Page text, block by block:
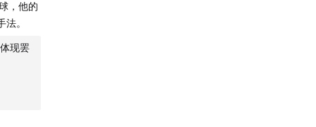
，他的
。
现罢